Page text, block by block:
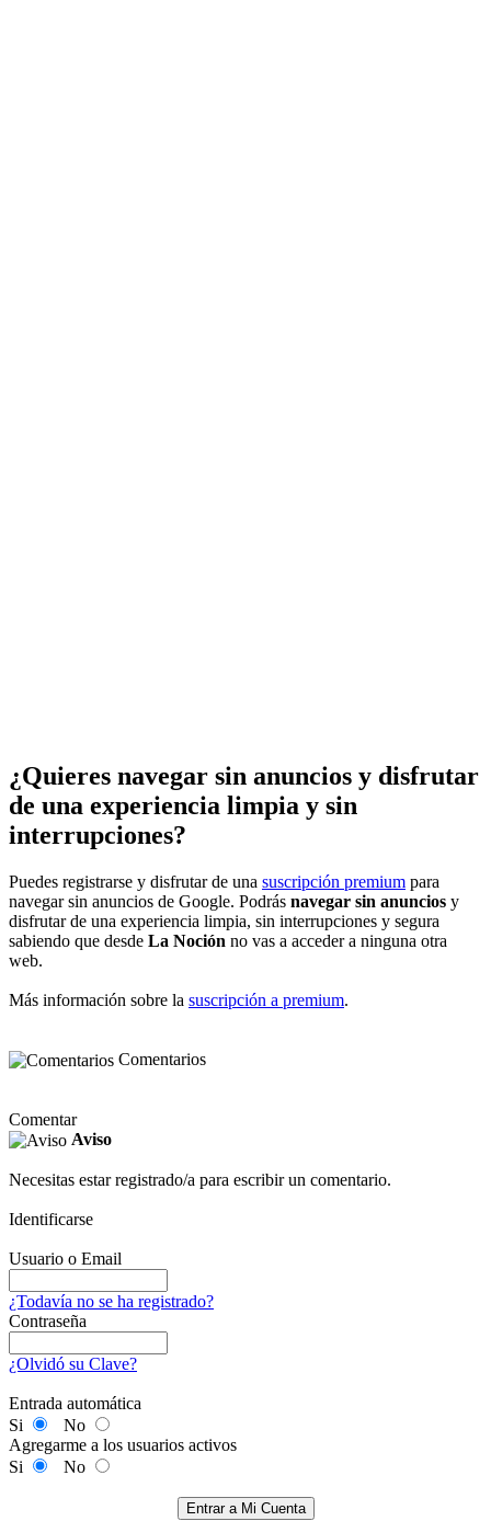
¿Quieres navegar sin anuncios y disfrutar
de una experiencia limpia y sin
interrupciones?
Puedes registrarse y disfrutar de una suscripción premium para
navegar sin anuncios de Google. Podrás navegar sin anuncios y
disfrutar de una experiencia limpia, sin interrupciones y segura
sabiendo que desde La Noción no vas a acceder a ninguna otra
web.
Más información sobre la suscripción a premium.
Comentarios
Comentar
Aviso
Necesitas estar registrado/a para escribir un comentario.
Identificarse
Usuario o Email
¿Todavía no se ha registrado?
Contraseña
¿Olvidó su Clave?
Entrada automática
Si
No
Agregarme a los usuarios activos
Si
No
Entrar a Mi Cuenta